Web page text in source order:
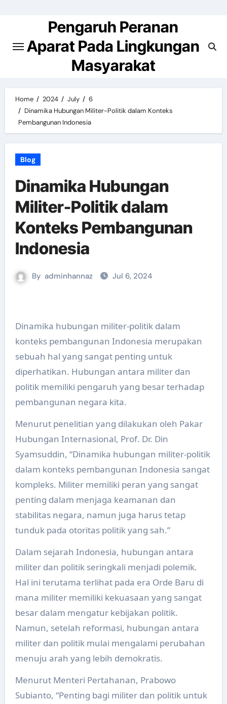
Pengaruh Peranan
Aparat Pada Lingkungan
Masyarakat
Home 2024 July
6
Dinamika Hubungan Militer-Politik dalam Konteks
Pembangunan Indonesia
Blog
Dinamika Hubungan
Militer-Politik dalam
Konteks Pembangunan
Indonesia
By adminhannaz Jul 6, 2024
Dinamika hubungan militer-politik dalam
konteks pembangunan Indonesia merupakan
sebuah hal yang sangat penting untuk
diperhatikan. Hubungan antara militer dan
politik memiliki pengaruh yang besar terhadap
pembangunan negara kita.
Menurut penelitian yang dilakukan oleh Pakar
Hubungan Internasional, Prof. Dr. Din
Syamsuddin, “Dinamika hubungan militer-politik
dalam konteks pembangunan Indonesia sangat
kompleks. Militer memiliki peran yang sangat
penting dalam menjaga keamanan dan
stabilitas negara, namun juga harus tetap
tunduk pada otoritas politik yang sah.”
Dalam sejarah Indonesia, hubungan antara
militer dan politik seringkali menjadi polemik.
Hal ini terutama terlihat pada era Orde Baru di
mana militer memiliki kekuasaan yang sangat
besar dalam mengatur kebijakan politik.
Namun, setelah reformasi, hubungan antara
militer dan politik mulai mengalami perubahan
menuju arah yang lebih demokratis.
Menurut Menteri Pertahanan, Prabowo
Subianto, “Penting bagi militer dan politik untuk